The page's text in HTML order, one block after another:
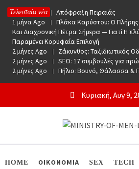
Skip
content
Τελευταία νέα
1 μήνα Ago
Απόφραξη Πειραιάς
1 μήνα Ago
Πλάκα Καρύστου: Ο Πλήρης
Και Διαχρονική Πέτρα Σήμερα — Γιατί Η
Παραμένει Κορυφαία Επιλογή
2 μήνες Ago
Ζάκυνθος: Ταξιδιωτικός
2 μήνες Ago
SEO: 17 συμβουλές για
2 μήνες Ago
Πήλιο: Βουνό, Θάλασσα &
Κυριακή, Αυγ 9,
Ministry
HOME ΟΙΚΟΝΟΜΙΑ SEX TECH